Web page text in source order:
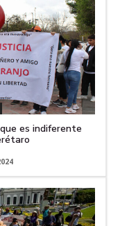
es indiferente